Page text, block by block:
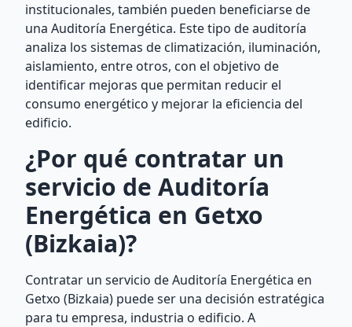
institucionales, también pueden beneficiarse de
una Auditoría Energética. Este tipo de auditoría
analiza los sistemas de climatización, iluminación,
aislamiento, entre otros, con el objetivo de
identificar mejoras que permitan reducir el
consumo energético y mejorar la eficiencia del
edificio.
¿Por qué contratar un
servicio de Auditoría
Energética en Getxo
(Bizkaia)?
Contratar un servicio de Auditoría Energética en
Getxo (Bizkaia) puede ser una decisión estratégica
para tu empresa, industria o edificio. A